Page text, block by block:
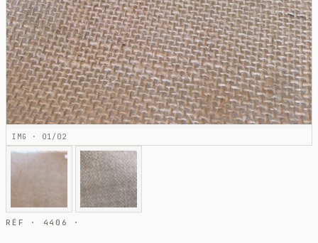
IMG · 01/02
RÉF · 4406 ·